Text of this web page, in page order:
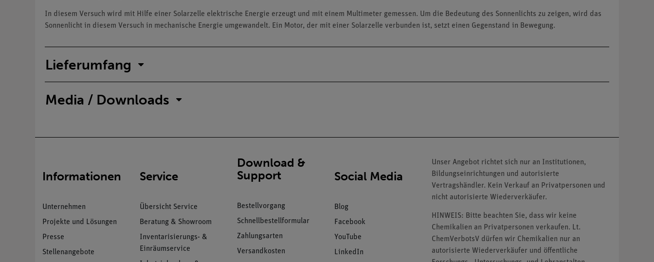
In diesem Versuch wird mit Hilfe einer Solarzelle elektrische Energie erzeugt und mit einem Multimeter gemessen. Um die Bedeutung des Sonnenlichts zu zeigen, wird das
Sonnenlicht in diesem Versuch in mechanische Energie umgewandelt. Ein Motor, der mit einer Solarzelle verbunden ist, setzt einen Gegenstand in Bewegung.
Lieferumfang
Media / Downloads
Informationen
Unternehmen
Projekte und Lösungen
Presse
Stellenangebote
Service
Übersicht Service
Beratung & Showroom
Inventarisierungs- &
Einräumservice
Download &
Support
Bestellvorgang
Schnellbestellformular
Zahlungsarten
Versandkosten
Social Media
Blog
Facebook
YouTube
LinkedIn
Unser Angebot richtet sich nur an Institutionen,
Bildungseinrichtungen und autorisierte
Vertragshändler. Kein Verkauf an Privatpersonen und
nicht autorisierte Wiederverkäufer.
HINWEIS: Bitte beachten Sie, dass wir keine
Chemikalien an Privatpersonen verkaufen. Lt.
ChemVerbotsV dürfen wir Chemikalien nur an
autorisierte Wiederverkäufer und öffentliche